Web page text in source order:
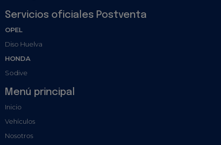
Servicios oficiales Postventa
OPEL
Diso Huelva
HONDA
Sodive
Menú principal
Inicio
Vehículos
Nosotros